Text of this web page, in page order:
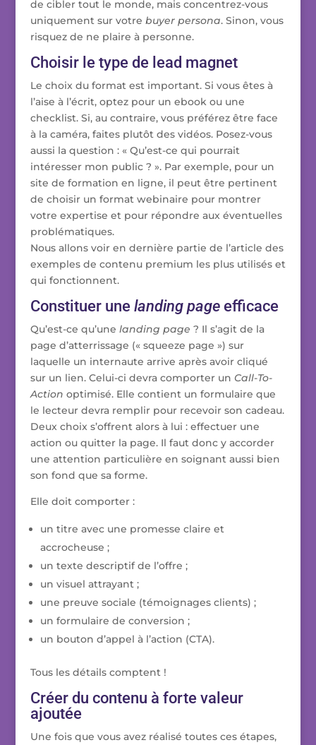
de cibler tout le monde, mais concentrez-vous
uniquement sur votre buyer persona. Sinon, vous
risquez de ne plaire à personne.
Choisir le type de lead magnet
Le choix du format est important. Si vous êtes à
l’aise à l’écrit, optez pour un ebook ou une
checklist. Si, au contraire, vous préférez être face
à la caméra, faites plutôt des vidéos. Posez-vous
aussi la question : « Qu’est-ce qui pourrait
intéresser mon public ? ». Par exemple, pour un
site de formation en ligne, il peut être pertinent
de choisir un format webinaire pour montrer
votre expertise et pour répondre aux éventuelles
problématiques.
Nous allons voir en dernière partie de l’article des
exemples de contenu premium les plus utilisés et
qui fonctionnent.
Constituer une landing pageefficace
Qu’est-ce qu’une landing page ? Il s’agit de la
page d’atterrissage (« squeeze page ») sur
laquelle un internaute arrive après avoir cliqué
sur un lien. Celui-ci devra comporter un Call-To-
Action optimisé. Elle contient un formulaire que
le lecteur devra remplir pour recevoir son cadeau.
Deux choix s’offrent alors à lui : effectuer une
action ou quitter la page. Il faut donc y accorder
une attention particulière en soignant aussi bien
son fond que sa forme.
Elle doit comporter :
un titre avec une promesse claire et
accrocheuse ;
un texte descriptif de l’offre ;
un visuel attrayant ;
une preuve sociale (témoignages clients) ;
un formulaire de conversion ;
un bouton d’appel à l’action (CTA).
Tous les détails comptent !
Créer du contenu à forte valeur
ajoutée
Une fois que vous avez réalisé toutes ces étapes,